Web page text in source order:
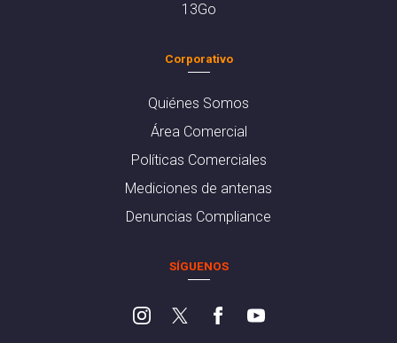
13Go
Corporativo
Quiénes Somos
Área Comercial
Políticas Comerciales
Mediciones de antenas
Denuncias Compliance
SÍGUENOS